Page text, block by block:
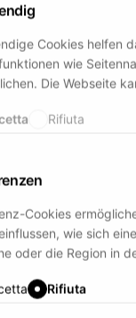
Cookies helfen
wie
Die Webseite
Rifiuta
Cookies
wie sich
oder die Region in
Rifiuta